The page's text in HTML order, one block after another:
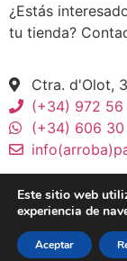
¿Estás
tu tienda?
Ctra. d'Olot,
(+34) 972
(+34) 606 30
© 2026
Este sitio web
experiencia de
Aceptar